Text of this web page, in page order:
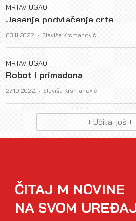
MRTAV UGAO
Jesenje podvlačenje crte
03.11.2022. Author
Slaviša Krsmanović
MRTAV UGAO
Robot i primadona
27.10.2022. Author
Slaviša Krsmanović
+ Učitaj još +
ČITAJ M NOVINE
NA SVOM